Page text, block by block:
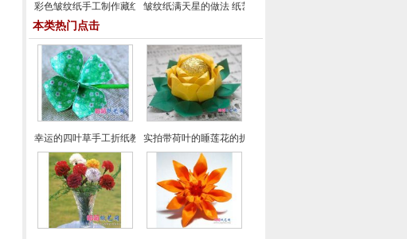
彩色皱纹纸手工制作藏红花的方法皱纹纸满天星的做法 纸艺花制作教程
本类热门点击
幸运的四叶草手工折纸教程实拍带荷叶的睡莲花的折纸方法 纸艺制作教程大全